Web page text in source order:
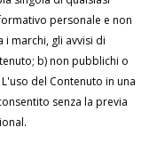
personale e non
i marchi, gli avvisi di
b) non pubblichi o
del Contenuto in una
senza la previa